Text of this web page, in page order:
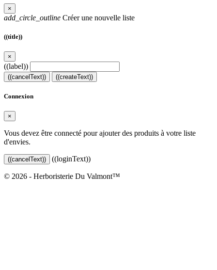
×
add_circle_outline Créer une nouvelle liste
((title))
×
((label))
((cancelText)) ((createText))
Connexion
×
Vous devez être connecté pour ajouter des produits à votre liste
d'envies.
((cancelText)) ((loginText))
© 2026 - Herboristerie Du Valmont™